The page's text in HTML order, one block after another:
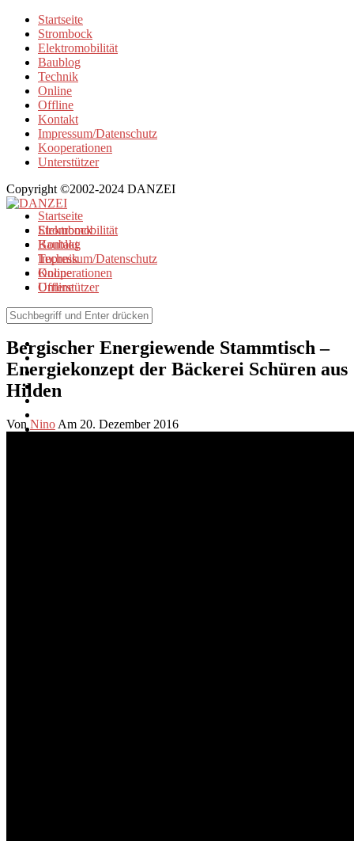
Startseite
Strombock
Elektromobilität
Baublog
Technik
Online
Offline
Kontakt
Impressum/Datenschutz
Kooperationen
Unterstützer
Copyright ©2002-2024 DANZEI
Startseite
Strombock
Kontakt
Impressum/Datenschutz
Kooperationen
Unterstützer
Elektromobilität
Baublog
Technik
Online
Offline
Elektromobilität/Offline
Bergischer Energiewende Stammtisch –
Energiekonzept der Bäckerei Schüren aus
Hilden
Von Nino Am 20. Dezember 2016